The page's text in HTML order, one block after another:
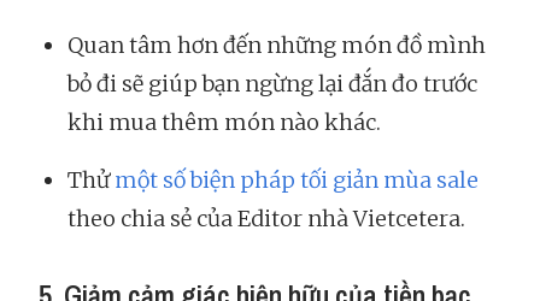
Quan tâm hơn đến những món đồ mình
bỏ đi sẽ giúp bạn ngừng lại đắn đo trước
khi mua thêm món nào khác.
Thửmột số biện pháp tối giản mùa sale
theo chia sẻ của Editor nhà Vietcetera.